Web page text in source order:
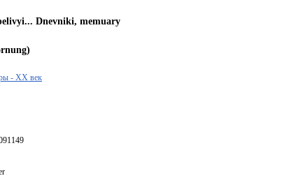
Dnevniki, memuary
- XX век